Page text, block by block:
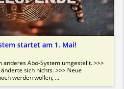
startet am 1. Mai!
anderes Abo-System umgestellt. >>>
sich nichts. >>> Neue
werden wollen, ...